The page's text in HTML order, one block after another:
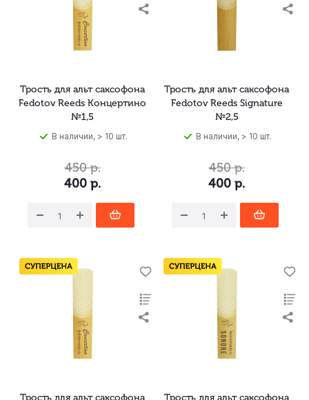
Трость для альт саксофона
Fedotov Reeds Концертино
№1,5
В наличии, > 10 шт.
400 р.
450р.
Трость для альт саксофона
Fedotov Reeds Signature
№2,5
В наличии, > 10 шт.
400 р.
450р.
Трость для альт саксофона Трость для альт саксофона